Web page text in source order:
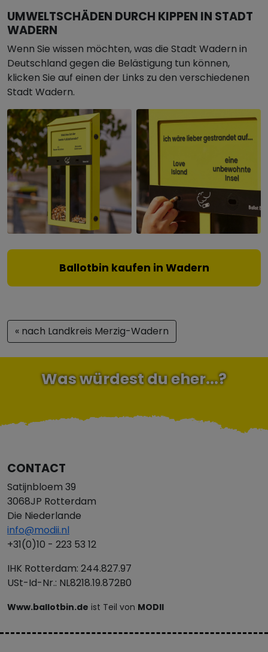
UMWELTSCHÄDEN DURCH KIPPEN IN STADT
WADERN
Wenn Sie wissen möchten, was die Stadt Wadern in
Deutschland gegen die Belästigung tun können,
klicken Sie auf einen der Links zu den verschiedenen
Stadt Wadern.
Ballotbin kaufen in Wadern
« nach Landkreis Merzig-Wadern
Was würdest du eher...?
CONTACT
Satijnbloem 39
3068JP Rotterdam
Die Niederlande
info@modii.nl
+31(0)10 - 223 53 12
IHK Rotterdam: 244.827.97
USt-Id-Nr.: NL8218.19.872B0
Www.ballotbin.de ist Teil von MODII